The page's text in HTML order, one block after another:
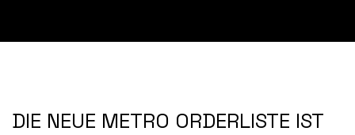
DIE NEUE METRO ORDERLISTE IST